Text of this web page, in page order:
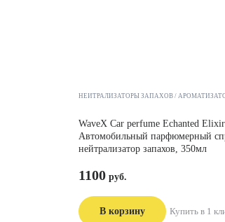
НЕЙТРАЛИЗАТОРЫ ЗАПАХОВ
WaveX Car perfume Echanted Elixir
Автомобильный парфюмерный
нейтрализатор запахов, 350мл
1100
В корзину Купить в 1